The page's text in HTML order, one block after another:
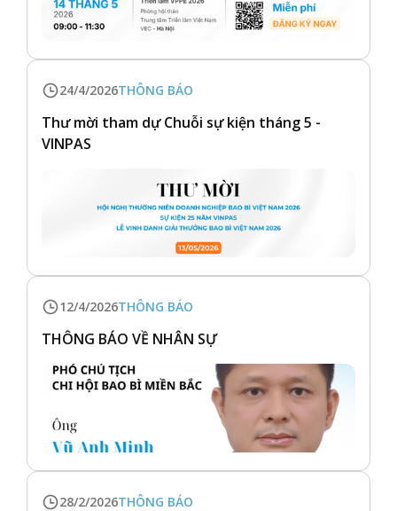
24/4/2026THÔNG BÁO
Thư mời tham dự Chuỗi sự kiện tháng 5 -
VINPAS
12/4/2026THÔNG BÁO
THÔNG BÁO VỀ NHÂN SỰ
28/2/2026THÔNG BÁO